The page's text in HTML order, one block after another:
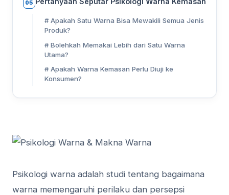
05
# Apakah Satu Warna Bisa Mewakili Semua Jenis
Produk?
# Bolehkah Memakai Lebih dari Satu Warna
Utama?
# Apakah Warna Kemasan Perlu Diuji ke
Konsumen?
Psikologi warna adalah studi tentang bagaimana
warna memengaruhi perilaku dan persepsi